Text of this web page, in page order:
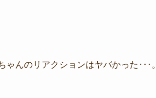
ゃんのリアクションはヤバかった･･･。